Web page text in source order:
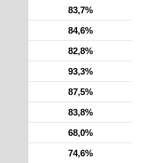
83,7%
84,6%
82,8%
93,3%
87,5%
83,8%
68,0%
74,6%